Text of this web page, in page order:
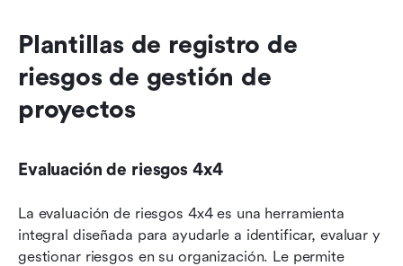
Plantillas de registro de
riesgos de gestión de
proyectos
Evaluación de riesgos 4x4
La evaluación de riesgos 4x4 es una herramienta
integral diseñada para ayudarle a identificar, evaluar y
gestionar riesgos en su organización. Le permite